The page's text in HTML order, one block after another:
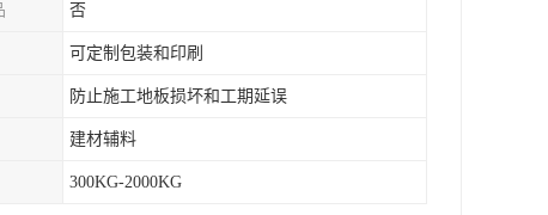
否
可定制包装和印刷
防止施工地板损坏和工期延误
建材辅料
300KG-2000KG